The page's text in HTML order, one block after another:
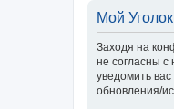
Мой
Заходя на
не согласны
уведомить
обновления/